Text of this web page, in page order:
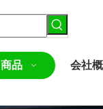
商品 会社